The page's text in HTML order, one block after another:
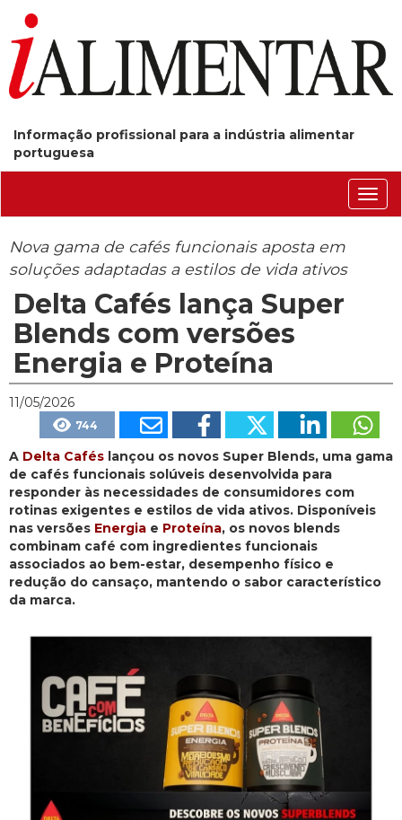
Informação profissional para a indústria alimentar
portuguesa
Nova gama de cafés funcionais aposta em
soluções adaptadas a estilos de vida ativos
Delta Cafés lança Super
Blends com versões
Energia e Proteína
11/05/2026
744
A Delta Cafés lançou os novos Super Blends, uma gama
de cafés funcionais solúveis desenvolvida para
responder às necessidades de consumidores com
rotinas exigentes e estilos de vida ativos. Disponíveis
nas versões Energia e Proteína, os novos blends
combinam café com ingredientes funcionais
associados ao bem-estar, desempenho físico e
redução do cansaço, mantendo o sabor característico
da marca.